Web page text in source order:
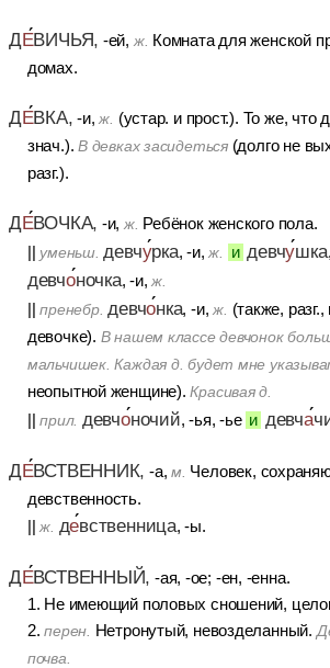
ДЕВИЧЬЯ, -ей, ж. Комната для женской
домах.
ДЕВКА, -и,ж. (устар. и прост.). То же, что
знач.).В девках засидеться(долго не
разг.).
ДЕВОЧКА, -и,ж. Ребёнок женского пола.
уменьш. девчурка, -и,ж. и девчушка
девчоночка, -и,ж.
||пренебр. девчонка, -и,ж. (также,
девочке). В нашем классе девчонок
мальчишек. Каждая д. будет мне
неопытной женщине).Красивая д.
||прил. девчоночий, -ья, -ье и девча
ДЕВСТВЕННИК, -а,м. Человек,
девственность.
||ж. девственница, -ы.
ДЕВСТВЕННЫЙ, -ая, -ое; -ен, -енна.
1. Не имеющий половых сношений,
2.перен. Нетронутый, невозделанный.
почва.